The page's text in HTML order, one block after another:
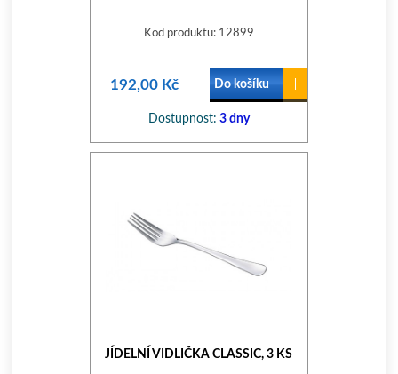
Kod produktu: 12899
192,00 Kč Do košíku
Dostupnost: 3 dny
JÍDELNÍ VIDLIČKA CLASSIC, 3 KS